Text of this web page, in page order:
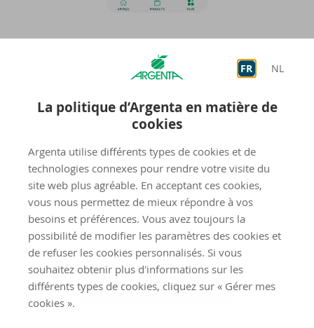
FR NL
La politique d’Argenta en matière de
cookies
Argenta utilise différents types de cookies et de
technologies connexes pour rendre votre visite du
site web plus agréable. En acceptant ces cookies,
vous nous permettez de mieux répondre à vos
besoins et préférences. Vous avez toujours la
possibilité de modifier les paramètres des cookies et
de refuser les cookies personnalisés. Si vous
souhaitez obtenir plus d'informations sur les
différents types de cookies, cliquez sur « Gérer mes
cookies ».
Via l'app Argenta
Ouvrez l’app Argenta.
Cliquez sur « Tous les comptes et cartes ».
activer les régions.
Cliquez sur « Paramètres (des cartes) ».
Indiquez les régions dans lesquelles vous
voulez utiliser votre carte.
Vérifiez quels pays appartiennent à quelle
région
Téléchargez l’app Argenta